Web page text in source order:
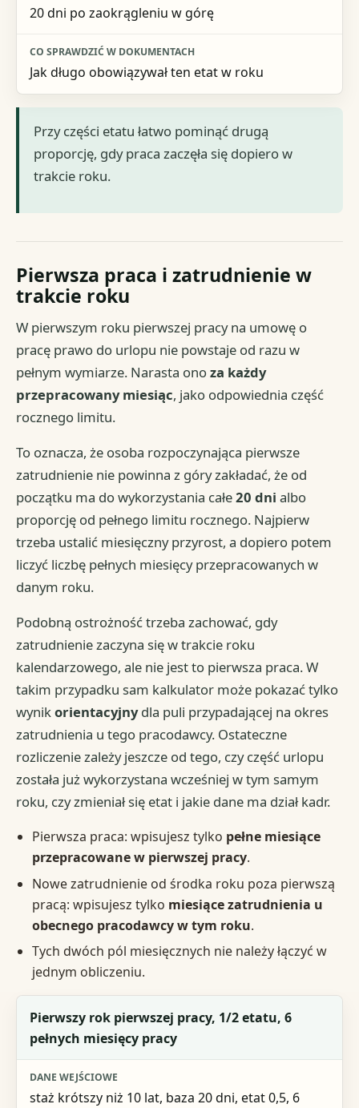
20 dni po zaokrągleniu w górę
Jak długo obowiązywał ten etat w roku
Przy części etatu łatwo pominąć drugą
proporcję, gdy praca zaczęła się dopiero w
trakcie roku.
Pierwsza praca i zatrudnienie w
trakcie roku
W pierwszym roku pierwszej pracy na umowę o
pracę prawo do urlopu nie powstaje od razu w
pełnym wymiarze. Narasta onoza każdy
przepracowany miesiąc, jako odpowiednia część
rocznego limitu.
To oznacza, że osoba rozpoczynająca pierwsze
zatrudnienie nie powinna z góry zakładać, że od
początku ma do wykorzystania całe20 dni albo
proporcję od pełnego limitu rocznego. Najpierw
trzeba ustalić miesięczny przyrost, a dopiero potem
liczyć liczbę pełnych miesięcy przepracowanych w
danym roku.
Podobną ostrożność trzeba zachować, gdy
zatrudnienie zaczyna się w trakcie roku
kalendarzowego, ale nie jest to pierwsza praca. W
takim przypadku sam kalkulator może pokazać tylko
wynikorientacyjnydla puli przypadającej na okres
zatrudnienia u tego pracodawcy. Ostateczne
rozliczenie zależy jeszcze od tego, czy część urlopu
została już wykorzystana wcześniej w tym samym
roku, czy zmieniał się etat i jakie dane ma dział kadr.
Pierwsza praca: wpisujesz tylko pełne miesiące
przepracowane w pierwszej pracy.
Nowe zatrudnienie od środka roku poza pierwszą
pracą: wpisujesz tylko miesiące zatrudnienia u
obecnego pracodawcy w tym roku.
Tych dwóch pól miesięcznych nie należy łączyć w
jednym obliczeniu.
Scenariusz
Dane wejściowe
Obliczenie
Pierwszy rok pierwszej pracy, 1/2 etatu, 6
pełnych miesięcy pracy
staż krótszy niż 10 lat, baza 20 dni, etat 0,5, 6